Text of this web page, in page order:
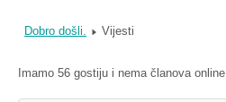
Dobro došli. Vijesti
Imamo 56 gostiju i nema članova online